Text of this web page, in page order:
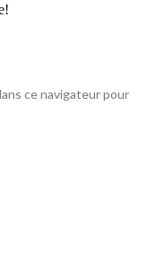
ce navigateur pour